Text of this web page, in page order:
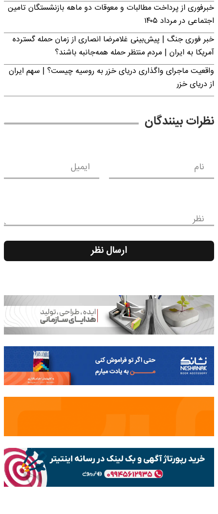
خبرفوری از پرداخت مطالبات و معوقات دو ماهه بازنشستگان تامین
اجتماعی در مرداد ۱۴۰۵
خبر فوری جنگ | پیش‌بینی غلامرضا انصاری از زمان حمله گسترده
آمریکا به ایران | مردم منتظر حمله همه‌جانبه باشند؟
واقعیت ماجرای واگذاری دریای خزر به روسیه چیست؟ | سهم ایران
از دریای خزر
نظرات بینندگان
نام ایمیل
نظر
ارسال نظر